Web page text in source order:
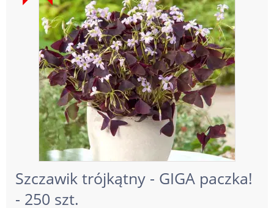
Szczawik trójkątny - GIGA paczka!
- 250 szt.